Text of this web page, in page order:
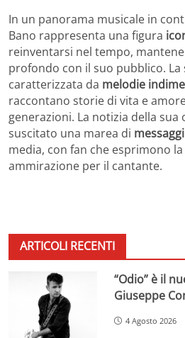
In un panorama musicale in
Bano rappresenta una figura
reinventarsi nel tempo,
profondo con il suo pubblico. La
caratterizzata da melodie
raccontano storie di vita e
generazioni. La notizia della sua
suscitato una marea di
media, con fan che esprimono
ammirazione per il cantante.
ARTICOLI RECENTI
“Odio” è il
Giuseppe
4 Agosto 2026